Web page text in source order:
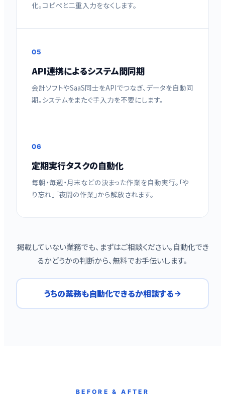
化。コピペと二重入力をなくします。
05
API連携によるシステム間同期
会計ソフトやSaaS同士をAPIでつなぎ、データを自動同
期。システムをまたぐ手入力を不要にします。
06
定期実行タスクの自動化
毎朝・毎週・月末などの決まった作業を自動実行。「や
り忘れ」「夜間の作業」から解放されます。
掲載していない業務でも、まずはご相談ください。自動化でき
るかどうかの判断から、無料でお手伝いします。
うちの業務も自動化できるか相談する→
BEFORE & AFTER